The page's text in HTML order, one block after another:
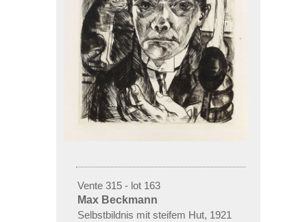
Vente 315 - lot 163
Max Beckmann
Selbstbildnis mit steifem Hut, 1921